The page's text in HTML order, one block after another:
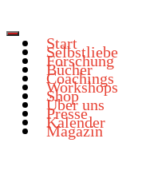
Start
Selbstliebe
Forschung
Bücher
Coachings
Workshops
Shop
Über uns
Presse
Kalender
Magazin